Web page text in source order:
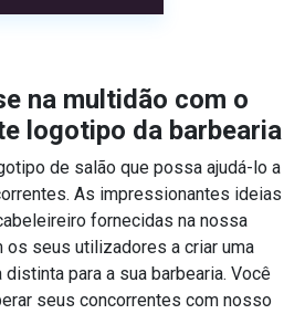
na multidão com o
logotipo da barbearia
de salão que possa ajudá-lo a
As impressionantes ideias
fornecidas na nossa
os seus utilizadores a criar uma
para a sua barbearia. Você
seus concorrentes com nosso